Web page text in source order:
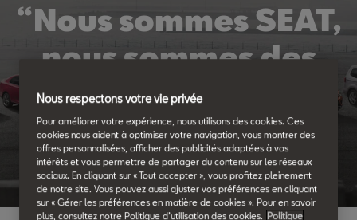
“Nous sommes SEAT,
nous sommes des
perfectionnistes
passionnés"
Nous respectons votre vie privée
Pour améliorer votre expérience, nous utilisons des cookies. Ces
cookies nous aident à optimiser votre navigation, vous montrer des
offres personnalisées, afficher des publicités adaptées à vos
intérêts et vous permettre de partager du contenu sur les réseaux
sociaux. En cliquant sur « Tout accepter », vous profitez pleinement
de notre site. Vous pouvez aussi ajuster vos préférences en cliquant
sur « Gérer les préférences en matière de cookies ». Pour en savoir
plus, consultez notre Politique d’utilisation des cookies. Politique